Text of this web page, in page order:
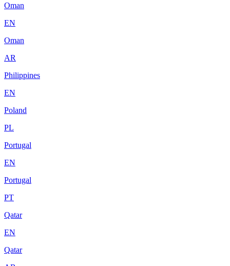
Oman
EN
Oman
AR
Philippines
EN
Poland
PL
Portugal
EN
Portugal
PT
Qatar
EN
Qatar